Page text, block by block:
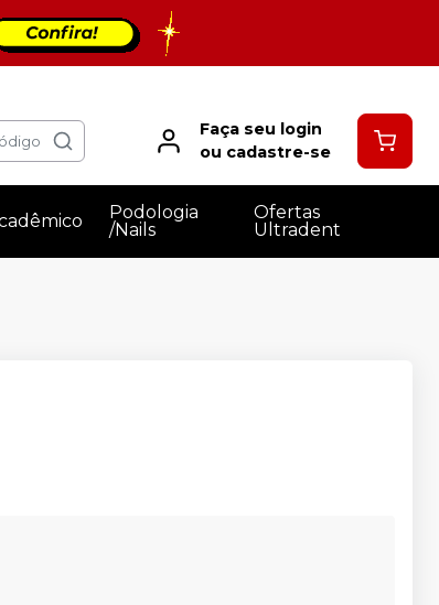
Faça seu login
ou cadastre-se
Podologia
/Nails
Ofertas
Ultradent